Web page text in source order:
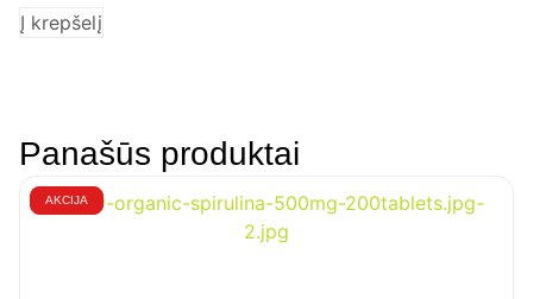
Į krepšelį
Panašūs produktai
AKCIJA